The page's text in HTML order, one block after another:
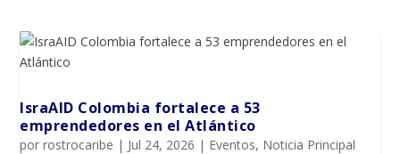
IsraAID Colombia fortalece a 53
emprendedores en el Atlántico
porrostrocaribe | Jul 24, 2026 | Eventos, Noticia Principal